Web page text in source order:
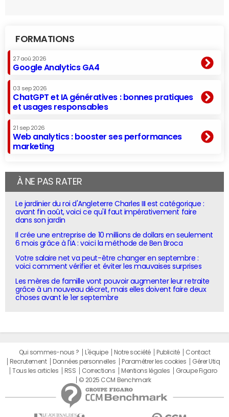
FORMATIONS
27 aoû 2026
Google Analytics GA4
03 sep 2026
ChatGPT et IA génératives : bonnes pratiques
et usages responsables
21 sep 2026
Web analytics : booster ses performances
marketing
À NE PAS RATER
Le jardinier du roi d'Angleterre Charles III est catégorique :
avant fin août, voici ce qu'il faut impérativement faire
dans son jardin
Il crée une entreprise de 10 millions de dollars en seulement
6 mois grâce à l'IA : voici la méthode de Ben Broca
Votre salaire net va peut-être changer en septembre :
voici comment vérifier et éviter les mauvaises surprises
Les mères de famille vont pouvoir augmenter leur retraite
grâce à un nouveau décret, mais elles doivent faire deux
choses avant le 1er septembre
Qui sommes-nous ? L'équipe Notre société Publicité
Contact
Recrutement
Données personnelles Paramétrer les cookies
Gérer Utiq
Tous les articles
RSS Corrections Mentions légales
Groupe Figaro
© 2025 CCM Benchmark